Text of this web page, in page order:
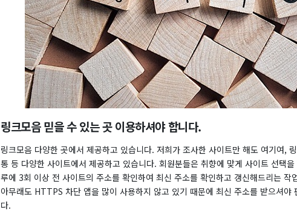
링크모음 믿을 수 있는 곳 이용하셔야 합니다.
링크모음 다양한 곳에서 제공하고 있습니다. 저희가 조사한 사이트만 해도 여기여,
통 등 다양한 사이트에서 제공하고 있습니다. 회원분들은 취향에 맞게 사이트 선택
루에 3회 이상 전 사이트의 주소를 확인하여 최신 주소를 확인하고 갱신해드리는 작
아무래도 HTTPS 차단 앱을 많이 사용하지 않고 있기 때문에 최신 주소를 받으셔야
다.